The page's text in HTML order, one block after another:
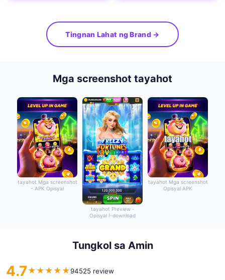
Tingnan Lahat ng Brand →
Mga screenshot tayahot
tayahot Mga screenshot
- APK Opisyal
tayahot Preview -
Opisyal I-download
tayahot Mga screenshot
Opisyal APK
Tungkol sa Amin
4.7★ ★ ★ ★ ★94525 review